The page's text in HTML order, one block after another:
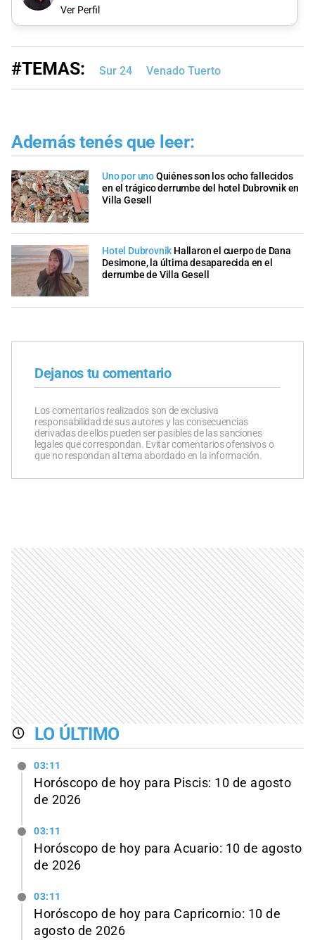
Ver Perfil
#TEMAS: Sur 24 Venado Tuerto
Además tenés que leer:
Uno por unoQuiénes son los ocho fallecidos
en el trágico derrumbe del hotel Dubrovnik en
Villa Gesell
Hotel Dubrovnik Hallaron el cuerpo de Dana
Desimone, la última desaparecida en el
derrumbe de Villa Gesell
Dejanos tu comentario
Los comentarios realizados son de exclusiva
responsabilidad de sus autores y las consecuencias
derivadas de ellos pueden ser pasibles de las sanciones
legales que correspondan. Evitar comentarios ofensivos o
que no respondan al tema abordado en la información.
LO ÚLTIMO
03:11
Horóscopo de hoy para Piscis: 10 de agosto
de 2026
03:11
Horóscopo de hoy para Acuario: 10 de agosto
de 2026
03:11
Horóscopo de hoy para Capricornio: 10 de
agosto de 2026